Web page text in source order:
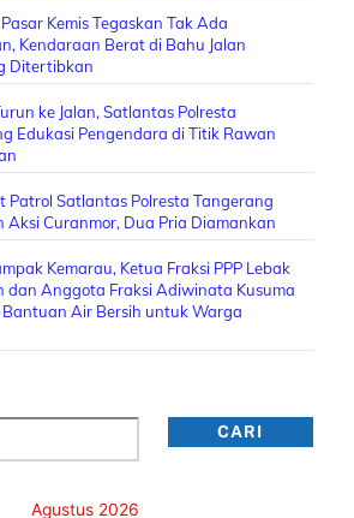
Kemis Tegaskan Tak Ada
Kendaraan Berat di Bahu Jalan
Ditertibkan
ke Jalan, Satlantas Polresta
Edukasi Pengendara di Titik Rawan
Patrol Satlantas Polresta Tangerang
Aksi Curanmor, Dua Pria Diamankan
Kemarau, Ketua Fraksi PPP Lebak
dan Anggota Fraksi Adiwinata Kusuma
Air Bersih untuk Warga
CARI
Agustus 2026